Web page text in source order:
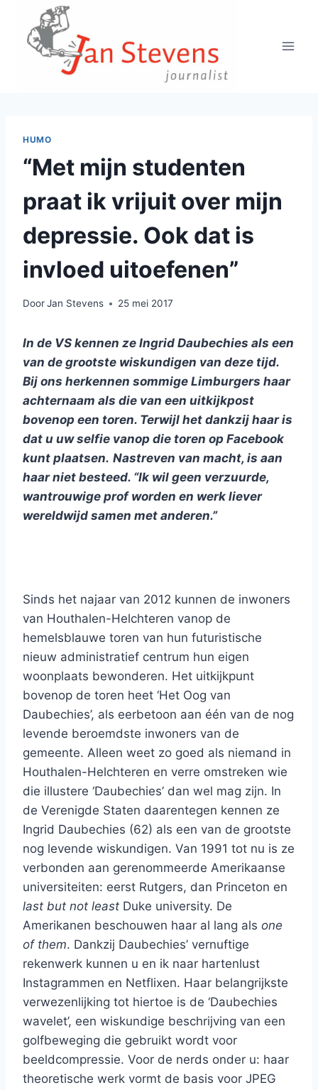
Doorgaan
inhoud
HUMO
“Met mijn studenten
praat ik vrijuit over mijn
depressie. Ook dat is
invloed uitoefenen”
DoorJan Stevens 25 mei 2017
In de VS kennen ze Ingrid Daubechies als een
van de grootste wiskundigen van deze tijd.
Bij ons herkennen sommige Limburgers haar
achternaam als die van een uitkijkpost
bovenop een toren. Terwijl het dankzij haar is
dat u uw selfie vanop die toren op Facebook
kunt plaatsen. Nastreven van macht, is aan
haar niet besteed. “Ik wil geen verzuurde,
wantrouwige prof worden en werk liever
wereldwijd samen met anderen.”
Sinds het najaar van 2012 kunnen de inwoners
van Houthalen-Helchteren vanop de
hemelsblauwe toren van hun futuristische
nieuw administratief centrum hun eigen
woonplaats bewonderen. Het uitkijkpunt
bovenop de toren heet ‘Het Oog van
Daubechies’, als eerbetoon aan één van de nog
levende beroemdste inwoners van de
gemeente. Alleen weet zo goed als niemand in
Houthalen-Helchteren en verre omstreken wie
die illustere ‘Daubechies’ dan wel mag zijn. In
de Verenigde Staten daarentegen kennen ze
Ingrid Daubechies (62) als een van de grootste
nog levende wiskundigen. Van 1991 tot nu is ze
verbonden aan gerenommeerde Amerikaanse
universiteiten: eerst Rutgers, dan Princeton en
last but not least Duke university. De
Amerikanen beschouwen haar al lang als one
of them. Dankzij Daubechies’ vernuftige
rekenwerk kunnen u en ik naar hartenlust
Instagrammen en Netflixen. Haar belangrijkste
verwezenlijking tot hiertoe is de ‘Daubechies
wavelet’, een wiskundige beschrijving van een
golfbeweging die gebruikt wordt voor
beeldcompressie. Voor de nerds onder u: haar
theoretische werk vormt de basis voor JPEG